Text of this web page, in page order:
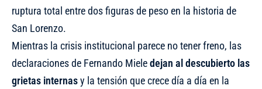
ruptura total entre dos figuras de peso en la historia de
San Lorenzo.
Mientras la crisis institucional parece no tener freno, las
declaraciones de Fernando Mieledejan al descubierto las
grietas internasy la tensión que crece día a día en la